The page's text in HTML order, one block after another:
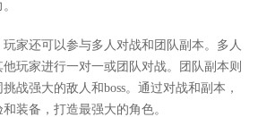
家还可以参与多人对战和团队副本。多人
玩家进行一对一或团队对战。团队副本则
战强大的敌人和boss。通过对战和副本，
装备，打造最强大的角色。